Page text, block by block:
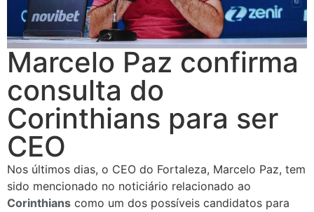
Marcelo Paz confirma
consulta do
Corinthians para ser
CEO
Nos últimos dias, o CEO do Fortaleza, Marcelo Paz, tem
sido mencionado no noticiário relacionado ao
Corinthians como um dos possíveis candidatos para